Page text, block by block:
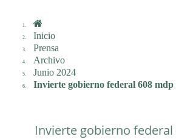
Inicio
Prensa
Archivo
Junio 2024
Invierte gobierno federal 608 mdp
Invierte gobierno